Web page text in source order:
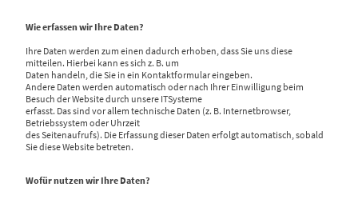
Wie erfassen wir Ihre Daten?
Ihre Daten werden zum einen dadurch erhoben, dass Sie uns diese
mitteilen. Hierbei kann es sich z. B. um
Daten handeln, die Sie in ein Kontaktformular eingeben.
Andere Daten werden automatisch oder nach Ihrer Einwilligung beim
Besuch der Website durch unsere ITSysteme
erfasst. Das sind vor allem technische Daten (z. B. Internetbrowser,
Betriebssystem oder Uhrzeit
des Seitenaufrufs). Die Erfassung dieser Daten erfolgt automatisch, sobald
Sie diese Website betreten.
Wofür nutzen wir Ihre Daten?